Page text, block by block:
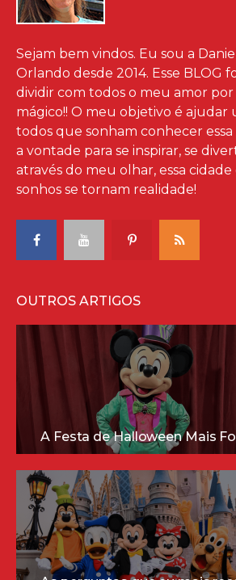
Sejam bem vindos. Eu sou a
Orlando desde 2014. Esse BLOG
dividir com todos o meu amor
mágico!! O meu objetivo é
todos que sonham conhecer essa
a vontade para se inspirar, se
através do meu olhar, essa
sonhos se tornam realidade!
OUTROS ARTIGOS